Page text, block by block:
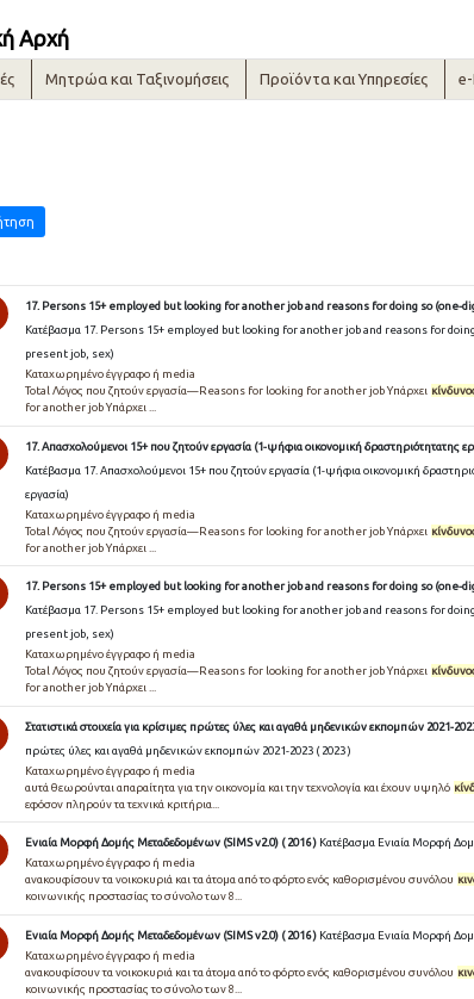
Αρχή
Μητρώα και Ταξινομήσεις Προϊόντα και Υπηρεσίες
17. Persons 15+ employed but looking for another job and reasons for doing so
Κατέβασμα 17. Persons 15+ employed but looking for another job and reasons for
present job, sex)
Καταχωρημένο έγγραφο ή media
Total Λόγος που ζητούν εργασία—Reasons for looking for another job Υπάρχει
for another job Υπάρχει ...
17. Απασχολούμενοι 15+ που ζητούν εργασία (1-ψήφια οικονομική δραστηριότητατης
Κατέβασμα 17. Απασχολούμενοι 15+ που ζητούν εργασία (1-ψήφια οικονομική
εργασία)
Καταχωρημένο έγγραφο ή media
Total Λόγος που ζητούν εργασία—Reasons for looking for another job Υπάρχει
for another job Υπάρχει ...
17. Persons 15+ employed but looking for another job and reasons for doing so
Κατέβασμα 17. Persons 15+ employed but looking for another job and reasons for
present job, sex)
Καταχωρημένο έγγραφο ή media
Total Λόγος που ζητούν εργασία—Reasons for looking for another job Υπάρχει
for another job Υπάρχει ...
Στατιστικά στοιχεία για κρίσιμες πρώτες ύλες και αγαθά μηδενικών εκπομπών 2021-
πρώτες ύλες και αγαθά μηδενικών εκπομπών 2021-2023 ( 2023 )
Καταχωρημένο έγγραφο ή media
αυτά θεωρούνται απαραίτητα για την οικονομία και την τεχνολογία και έχουν υψηλό
εφόσον πληρούν τα τεχνικά κριτήρια...
Ενιαία Μορφή Δομής Μεταδεδομένων (SIMS v2.0) ( 2016 ) Κατέβασμα Ενιαία Μορφή
Καταχωρημένο έγγραφο ή media
ανακουφίσουν τα νοικοκυριά και τα άτομα από το φόρτο ενός καθορισμένου συνόλου
κοινωνικής προστασίας το σύνολο των 8...
Ενιαία Μορφή Δομής Μεταδεδομένων (SIMS v2.0) ( 2016 ) Κατέβασμα Ενιαία Μορφή
Καταχωρημένο έγγραφο ή media
ανακουφίσουν τα νοικοκυριά και τα άτομα από το φόρτο ενός καθορισμένου συνόλου
κοινωνικής προστασίας το σύνολο των 8...